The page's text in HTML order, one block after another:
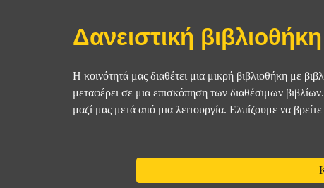
Δανειστική βιβλιοθήκη
Η κοινότητά μας διαθέτει μια μικρή βιβλιοθήκη με
μεταφέρει σε μια επισκόπηση των διαθέσιμων
μαζί μας μετά από μια λειτουργία. Ελπίζουμε να